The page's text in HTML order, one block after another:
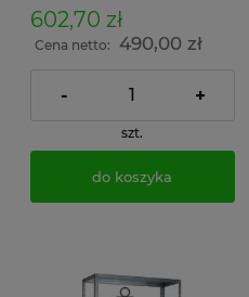
dokumenty w archiwum i
do magazynu
602,70 zł
Cena netto: 490,00 zł
- +
szt.
do koszyka